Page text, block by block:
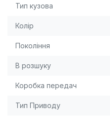
Тип кузова
Колір
Покоління
В розшуку
Коробка передач
Тип Приводу